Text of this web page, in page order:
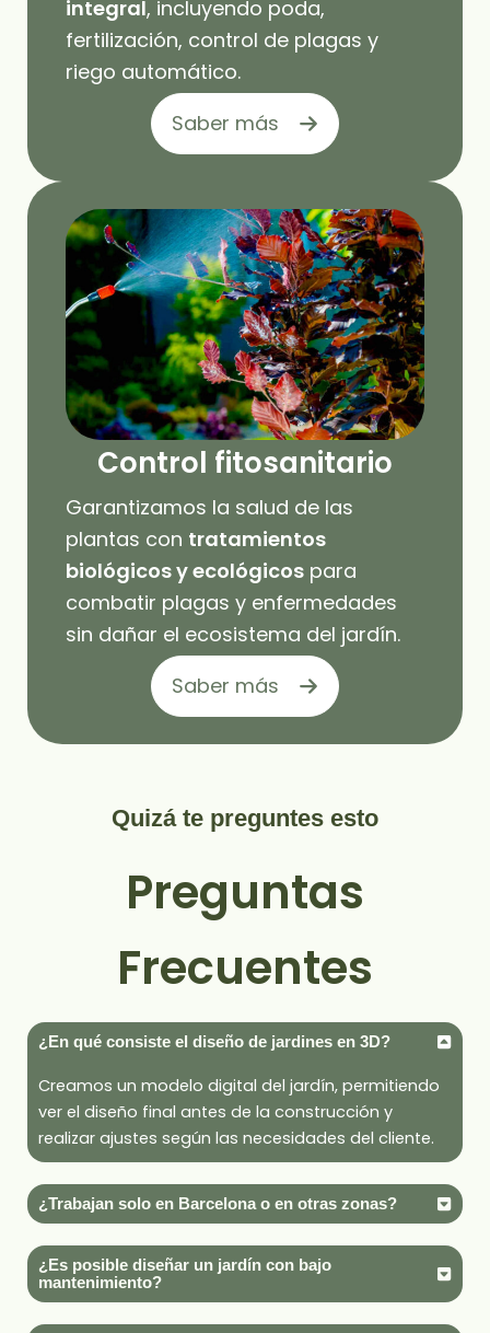
integral, incluyendo poda,
fertilización, control de plagas y
riego automático.
Saber más
Control fitosanitario
Garantizamos la salud de las
plantas con tratamientos
biológicos y ecológicos para
combatir plagas y enfermedades
sin dañar el ecosistema del jardín.
Saber más
Quizá te preguntes esto
Preguntas
Frecuentes
¿En qué consiste el diseño de jardines en 3D?
Creamos un modelo digital del jardín, permitiendo
ver el diseño final antes de la construcción y
realizar ajustes según las necesidades del cliente.
¿Trabajan solo en Barcelona o en otras zonas?
¿Es posible diseñar un jardín con bajo
mantenimiento?